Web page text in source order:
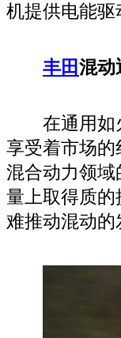
机提供电能驱
丰田混动
在通用如火
享受着市场的
混合动力领域
量上取得质
难推动混动的